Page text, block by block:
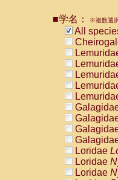
Atelidae
Atelidae
Atelidae
Atelidae
Atelidae
Atelidae
■学名： ※複数選
All
Loridae
Loridae
Loridae